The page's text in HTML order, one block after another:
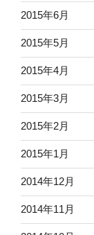
2015年6月
2015年5月
2015年4月
2015年3月
2015年2月
2015年1月
2014年12月
2014年11月